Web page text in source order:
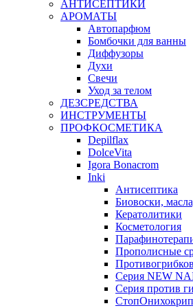
АНТИСЕПТИКИ
АРОМАТЫ
Автопарфюм
Бомбочки для ванны
Диффузоры
Духи
Свечи
Уход за телом
ДЕЗСРЕДСТВА
ИНСТРУМЕНТЫ
ПРОФКОСМЕТИКА
Depilflax
DolceVita
Igora Bonacrom
Inki
Антисептика
Биовоски,
Кератолитики
Косметология
Прополисные
Серия NEW
Серия против